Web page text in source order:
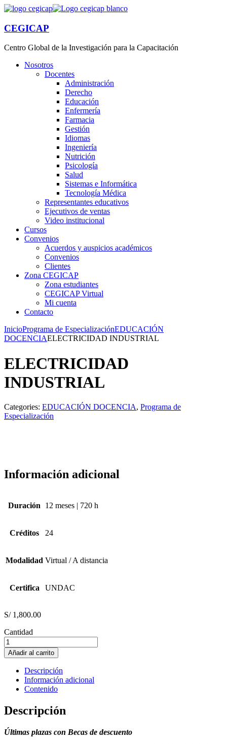
CEGICAP
Centro Global de la Investigación para la Capacitación
Nosotros
Docentes
Administración
Derecho
Educación
Enfermería
Farmacia
Gestión
Idiomas
Ingeniería
Nutrición
Psicología
Salud
Sistemas e Informática
Tecnología Médica
Representantes educativos
Ejecutivos de ventas
Video institucional
Cursos
Convenios
Acuerdos y auspicios académicos
Convenios
Clientes
Zona CEGICAP
Zona estudiantes
CEGICAP Virtual
Mi cuenta
Contacto
InicioPrograma de EspecializaciónEDUCACIÓN
DOCENCIAELECTRICIDAD INDUSTRIAL
ELECTRICIDAD
INDUSTRIAL
Categories: EDUCACIÓN DOCENCIA, Programa de
Especialización
Información adicional
Duración 12 meses | 720 h
Créditos 24
Modalidad Virtual / A distancia
Certifica UNDAC
S/1,800.00
Cantidad
ELECTRICIDAD
INDUSTRIAL
cantidad
Añadir al carrito
Descripción
Información adicional
Contenido
Descripción
Últimas plazas con Becas de descuento